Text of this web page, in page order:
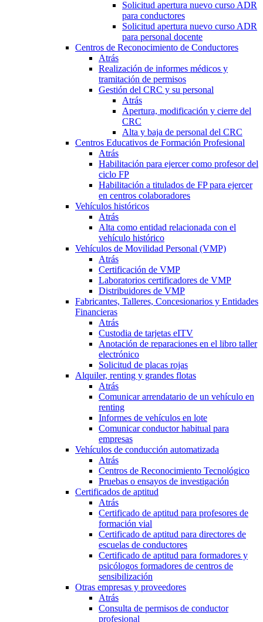
Solicitud apertura nuevo curso ADR
para conductores
Solicitud apertura nuevo curso ADR
para personal docente
Centros de Reconocimiento de Conductores
Atrás
Realización de informes médicos y
tramitación de permisos
Gestión del CRC y su personal
Atrás
Apertura, modificación y cierre del
CRC
Alta y baja de personal del CRC
Centros Educativos de Formación Profesional
Atrás
Habilitación para ejercer como profesor del
ciclo FP
Habilitación a titulados de FP para ejercer
en centros colaboradores
Vehículos históricos
Atrás
Alta como entidad relacionada con el
vehículo histórico
Vehículos de Movilidad Personal (VMP)
Atrás
Certificación de VMP
Laboratorios certificadores de VMP
Distribuidores de VMP
Fabricantes, Talleres, Concesionarios y Entidades
Financieras
Atrás
Custodia de tarjetas eITV
Anotación de reparaciones en el libro taller
electrónico
Solicitud de placas rojas
Alquiler, renting y grandes flotas
Atrás
Comunicar arrendatario de un vehículo en
renting
Informes de vehículos en lote
Comunicar conductor habitual para
empresas
Vehículos de conducción automatizada
Atrás
Centros de Reconocimiento Tecnológico
Pruebas o ensayos de investigación
Certificados de aptitud
Atrás
Certificado de aptitud para profesores de
formación vial
Certificado de aptitud para directores de
escuelas de conductores
Certificado de aptitud para formadores y
psicólogos formadores de centros de
sensibilización
Otras empresas y proveedores
Atrás
Consulta de permisos de conductor
profesional